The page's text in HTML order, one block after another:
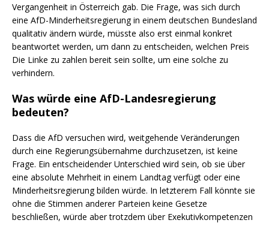
Vergangenheit in Österreich gab. Die Frage, was sich durch
eine AfD-Minderheitsregierung in einem deutschen Bundesland
qualitativ ändern würde, müsste also erst einmal konkret
beantwortet werden, um dann zu entscheiden, welchen Preis
Die Linke zu zahlen bereit sein sollte, um eine solche zu
verhindern.
Was würde eine AfD-Landesregierung
bedeuten?
Dass die AfD versuchen wird, weitgehende Veränderungen
durch eine Regierungsübernahme durchzusetzen, ist keine
Frage. Ein entscheidender Unterschied wird sein, ob sie über
eine absolute Mehrheit in einem Landtag verfügt oder eine
Minderheitsregierung bilden würde. In letzterem Fall könnte sie
ohne die Stimmen anderer Parteien keine Gesetze
beschließen, würde aber trotzdem über Exekutivkompetenzen